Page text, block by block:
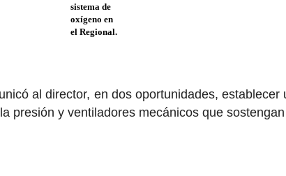
sistema de
oxígeno en
el Regional.
al director, en dos oportunidades,
presión y ventiladores mecánicos que